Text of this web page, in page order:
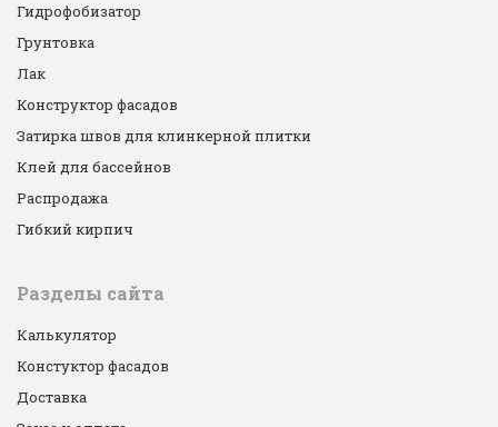
Гидрофобизатор
Грунтовка
Лак
Конструктор фасадов
Затирка швов для клинкерной плитки
Клей для бассейнов
Распродажа
Гибкий кирпич
Разделы сайта
Калькулятор
Констуктор фасадов
Доставка